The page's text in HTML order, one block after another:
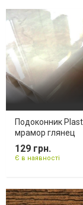
Подоконник
мрамор глянец
129 грн.
Є в наявності